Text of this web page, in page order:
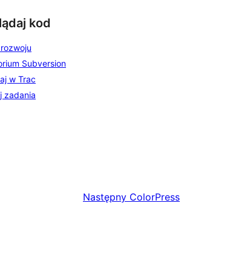
kod
Subversion
w Trac
zadania
Następny ColorPress